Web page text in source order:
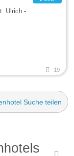
Ulrich -
19
Suche teilen